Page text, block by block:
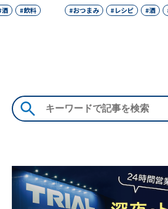
酒 飲料 おつまみ レシピ 酒